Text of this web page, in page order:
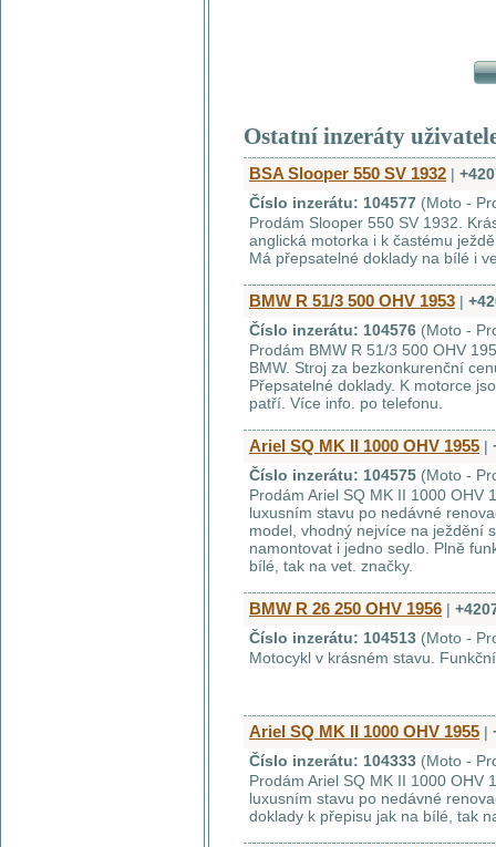
Ostatní inzeráty
BSA Slooper 550 SV 1932 |
Číslo inzerátu: 104577 (Moto -
Prodám Slooper 550 SV 1932.
anglická motorka i k častému
Má přepsatelné doklady na bílé i
BMW R 51/3 500 OHV 1953 |
Číslo inzerátu: 104576 (Moto -
Prodám BMW R 51/3 500 OHV
BMW. Stroj za bezkonkurenční
Přepsatelné doklady. K motorce
patří. Více info. po telefonu.
Ariel SQ MK II 1000 OHV 1955 |
Číslo inzerátu: 104575 (Moto -
Prodám Ariel SQ MK II 1000 OHV
luxusním stavu po nedávné
model, vhodný nejvíce na ježdění
namontovat i jedno sedlo. Plně
bílé, tak na vet. značky.
BMW R 26 250 OHV 1956 |
Číslo inzerátu: 104513 (Moto -
Motocykl v krásném stavu.
Ariel SQ MK II 1000 OHV 1955 |
Číslo inzerátu: 104333 (Moto -
Prodám Ariel SQ MK II 1000 OHV
luxusním stavu po nedávné
doklady k přepisu jak na bílé, tak